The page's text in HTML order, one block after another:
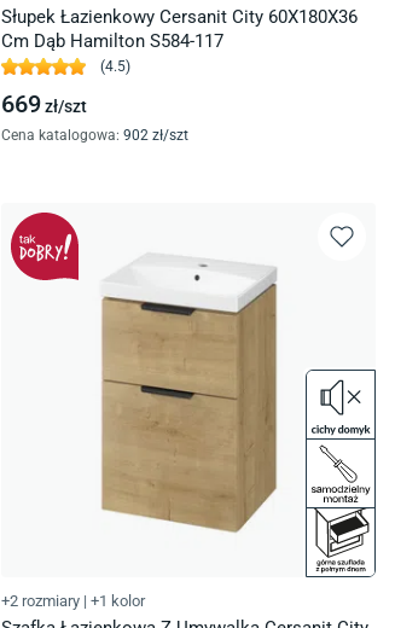
Słupek Łazienkowy Cersanit City 60X180X36
Cm Dąb Hamilton S584-117
(4.5)
669zł/szt
Cena katalogowa: 902 zł/szt
+2 rozmiary | +1 kolor